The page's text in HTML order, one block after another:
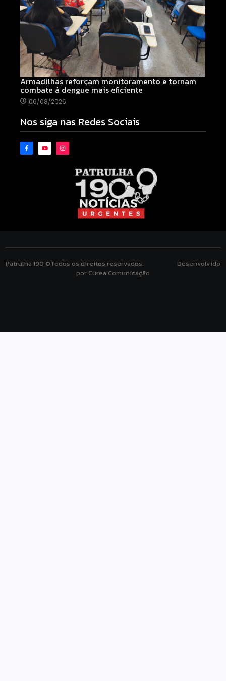
Armadilhas reforçam monitoramento e tornam
combate à dengue mais eficiente
06/08/2026
Nos siga nas Redes Sociais
Patrulha 190 ©Todos os direitos reservados. Desenvolvido
por Curea Comunicação